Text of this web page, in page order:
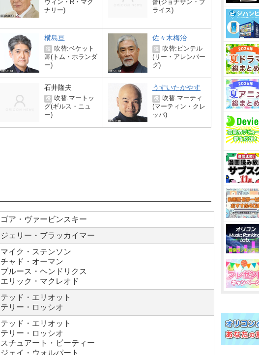
ヴィン・R・マク
ナリー)
督(ジョナサン・プ
ライス)
横島亘
役
吹替:ベケット
卿(トム・ホランダ
ー)
佐々木梅治
役
吹替:ピンテル
(リー・アレンバー
グ)
石井隆夫
役
吹替:マートッ
グ(ギルス・ニュ
ー)
うすいたかやす
役
吹替:マーティ
(マーティン・クレ
ッバ)
ゴア・ヴァービンスキー
ジェリー・ブラッカイマー
マイク・ステンソン
チャド・オーマン
ブルース・ヘンドリクス
エリック・マクレオド
テッド・エリオット
テリー・ロッシオ
テッド・エリオット
テリー・ロッシオ
スチュアート・ビーティー
ジェイ・ウォルパート